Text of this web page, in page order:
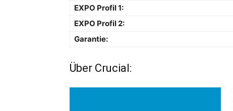
EXPO Profil 1:
EXPO Profil 2:
Garantie:
Über Crucial: